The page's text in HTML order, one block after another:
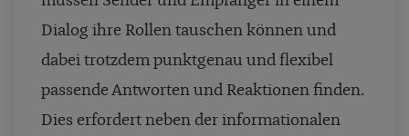
Dialog ihre Rollen tauschen können und
dabei trotzdem punktgenau und flexibel
passende Antworten und Reaktionen finden.
Dies erfordert neben der informationalen